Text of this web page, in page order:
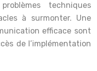
techniques
à surmonter. Une
efficace sont
de l’implémentation